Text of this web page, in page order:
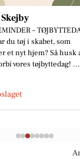
–
du tøj i skabet, som
et nyt hjem? Så husk
vores tøjbyttedag! ...